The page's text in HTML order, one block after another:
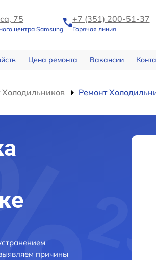
75
центра Samsung
+7 (351) 200-51-37
Горячая линия
Цена ремонта Вакансии
Холодильников Ремонт
причины